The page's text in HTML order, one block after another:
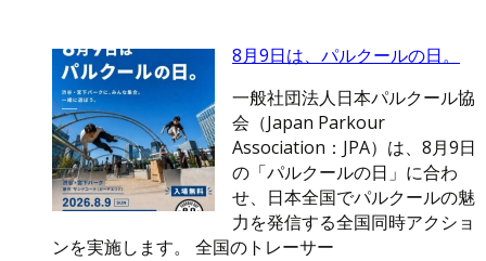
8月9日は、パルクールの日。
一般社団法人日本パルクール協
会（Japan Parkour
Association：JPA）は、8月9日
の「パルクールの日」に合わ
せ、日本全国でパルクールの魅
力を発信する全国同時アクショ
ンを実施します。 全国のトレーサー